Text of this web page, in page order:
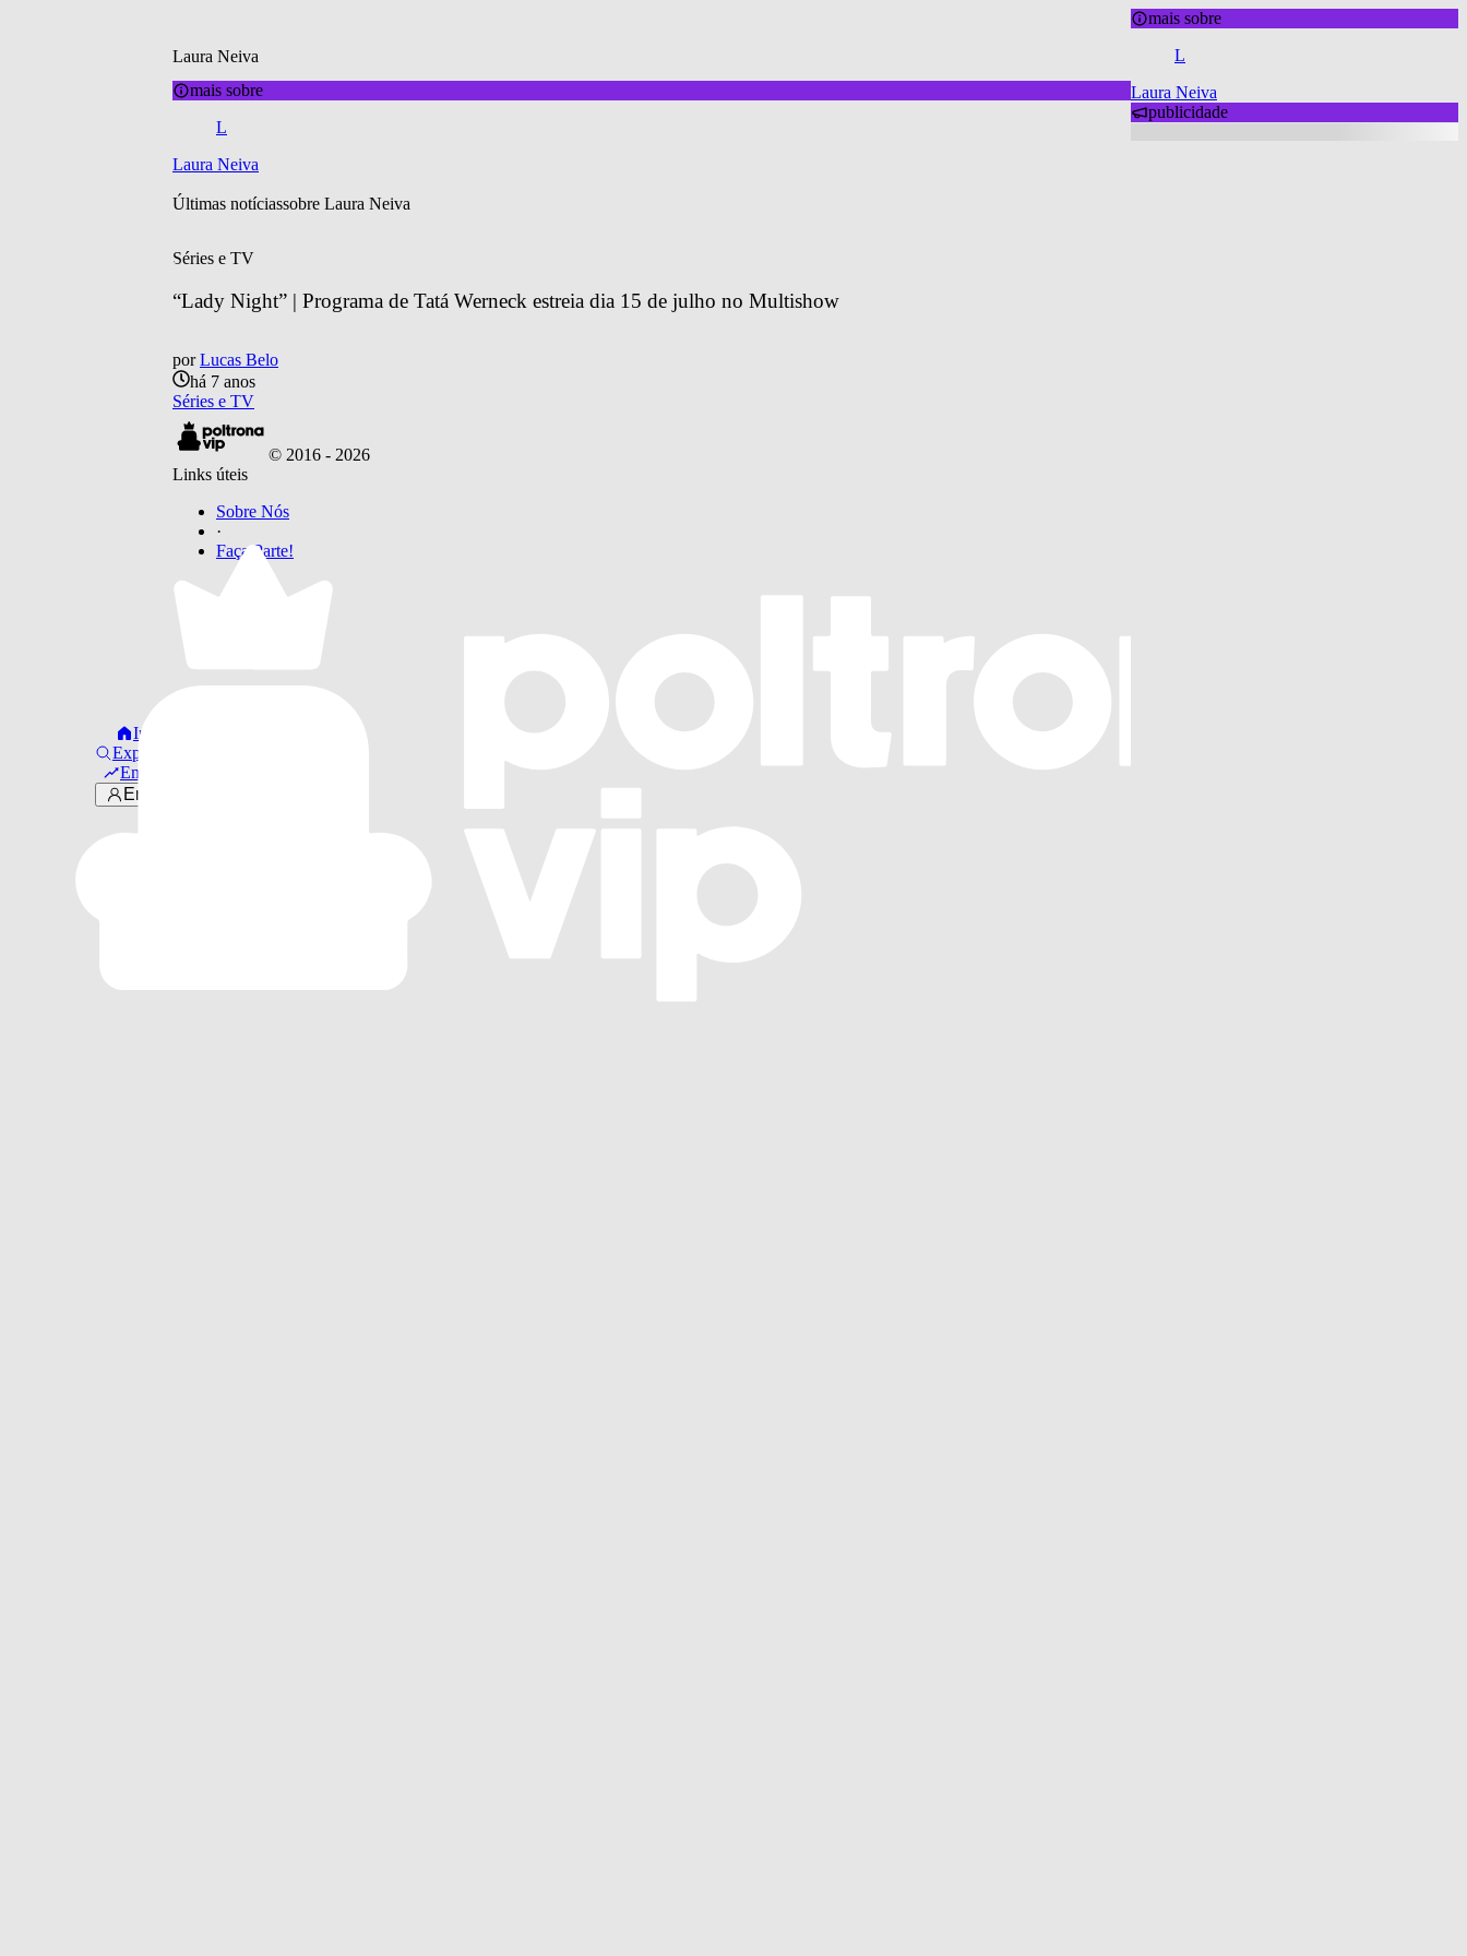
Início
Explorar
Em alta
Entrar
Laura Neiva
mais sobre
L
Laura Neiva
Últimas notíciassobre Laura Neiva
Séries e TV
“Lady Night” | Programa de Tatá Werneck estreia dia 15 de julho no Multishow
por Lucas Belo
há 7 anos
Séries e TV
© 2016 - 2026
Links úteis
Sobre Nós
·
Faça Parte!
mais sobre
L
Laura Neiva
publicidade